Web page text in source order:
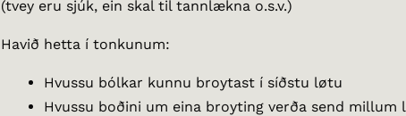
(tvey eru sjúk, ein skal til tannlækna o.s.v.)
Havið hetta í tonkunum:
Hvussu bólkar kunnu broytast í síðstu løtu
Hvussu boðini um eina broyting verða send